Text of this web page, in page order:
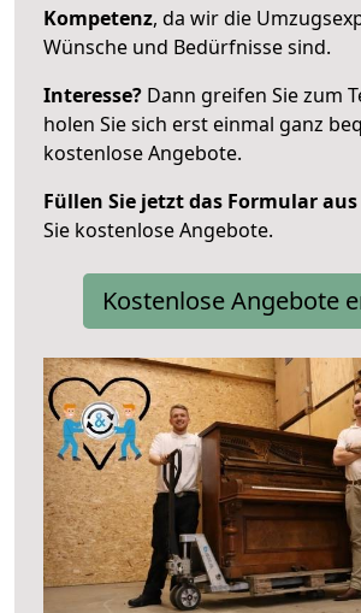
Kompetenz, da wir die
Wünsche und Bedürfnisse sind.
Interesse? Dann greifen Sie zum
holen Sie sich erst einmal ganz
kostenlose Angebote.
Füllen Sie jetzt das Formular aus
Sie kostenlose Angebote.
Kostenlose Angebote